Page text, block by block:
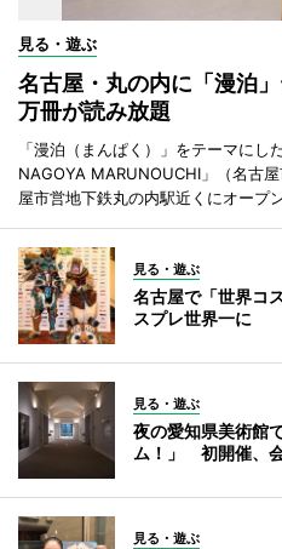
見る・遊ぶ
名古屋・丸の内に「漫泊
万冊が読み放題
「漫泊（まんぱく）」をテーマに
NAGOYA MARUNOUCHI」（名古
屋市営地下鉄丸の内駅近くにオープン
見る・遊ぶ
名古屋で「世界コ
スプレ世界一に
見る・遊ぶ
夜の愛知県美術館
ム！」 初開催、
見る・遊ぶ